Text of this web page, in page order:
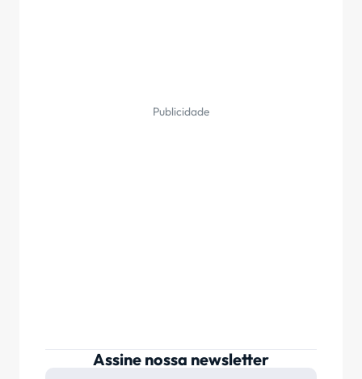
Publicidade
Assine nossa newsletter